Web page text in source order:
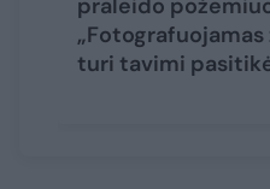
praleido
„Fotografuojamas
turi tavimi